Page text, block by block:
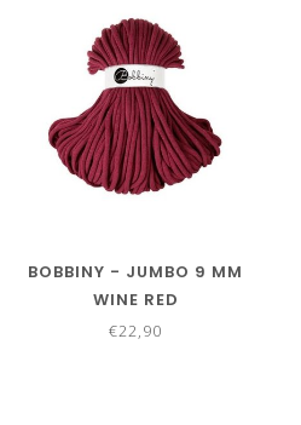
BOBBINY - JUMBO 9 MM
WINE RED
€22,90